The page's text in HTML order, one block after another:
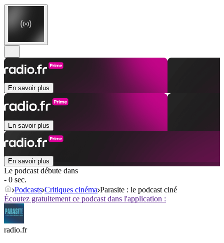
En savoir plus
En savoir plus
En savoir plus
Le podcast débute dans
- 0 sec.
Podcasts Critiques cinéma Parasite : le podcast ciné
Écoutez gratuitement ce podcast dans l'application :
radio.fr